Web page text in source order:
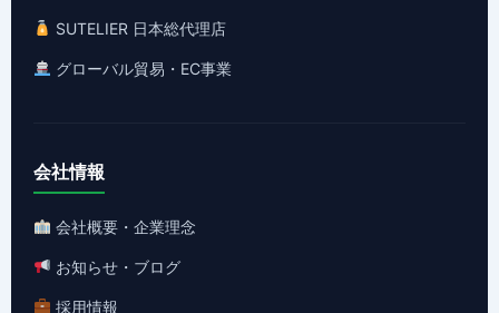
SUTELIER 日本総代理店
グローバル貿易・EC事業
会社情報
会社概要・企業理念
お知らせ・ブログ
採用情報